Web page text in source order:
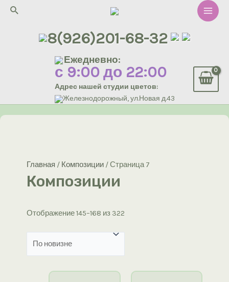
Перейти
Поиск
Main
8(926)201-68-32
Ежедневно:
с 9:00 до 22:00
Адрес нашей студии цветов:
Железнодорожный, ул.Новая д.43
Главная / Композиции/ Страница 7
Композиции
Отображение 145–168 из 322Сортировка: